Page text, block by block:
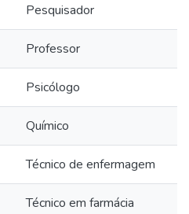
Pesquisador
Professor
Psicólogo
Químico
Técnico de enfermagem
Técnico em farmácia